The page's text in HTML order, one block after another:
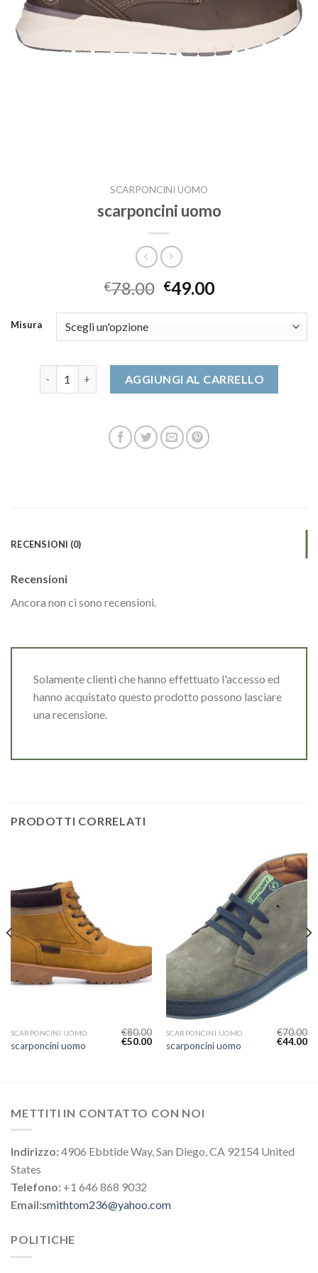
SCARPONCINI UOMO
scarponcini uomo
€78.00 €49.00
Misura
AGGIUNGI AL CARRELLO
RECENSIONI (0)
Recensioni
Ancora non ci sono recensioni.
Solamente clienti che hanno effettuato l'accesso ed
hanno acquistato questo prodotto possono lasciare
una recensione.
PRODOTTI CORRELATI
SCARPONCINI UOMO
scarponcini uomo
€80.00
€50.00
SCARPONCINI UOMO
scarponcini uomo
€70.00
€44.00
METTITI IN CONTATTO CON NOI
Indirizzo:4906 Ebbtide Way, San Diego, CA 92154 United
States
Telefono: +1 646 868 9032
Email:smithtom236@yahoo.com
POLITICHE